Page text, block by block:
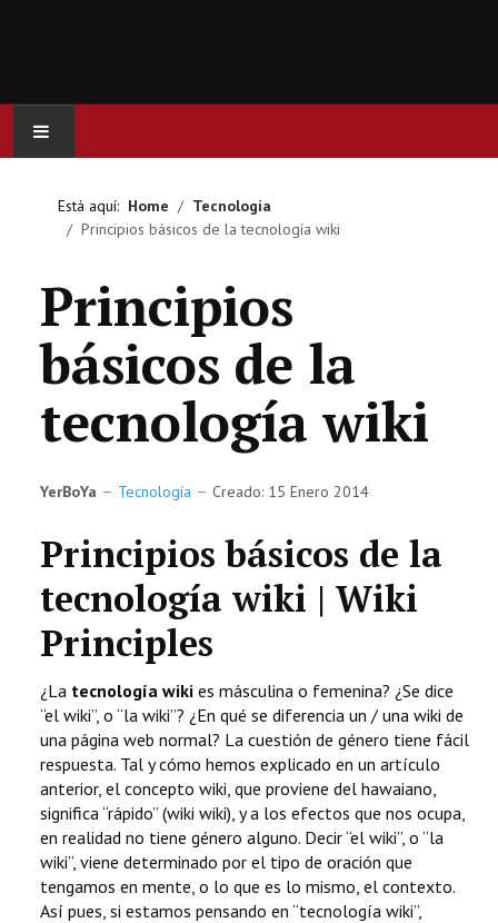
ACTUALIDAD
CINE
SERIES
JUEGOS
LETRAS
CIENCIA
CULTURA
SALUD
Está aquí: Home
Tecnología
Principios básicos de la tecnología wiki
Principios
básicos de la
tecnología wiki
YerBoYa Tecnología Creado: 15 Enero 2014
Principios básicos de la
tecnología wiki | Wiki
Principles
¿La tecnología wiki es másculina o femenina? ¿Se dice
“el wiki”, o “la wiki”? ¿En qué se diferencia un / una wiki de
una página web normal? La cuestión de género tiene fácil
respuesta. Tal y cómo hemos explicado en un artículo
anterior, el concepto wiki, que proviene del hawaiano,
significa “rápido” (wiki wiki), y a los efectos que nos ocupa,
en realidad no tiene género alguno. Decir “el wiki”, o “la
wiki”, viene determinado por el tipo de oración que
tengamos en mente, o lo que es lo mismo, el contexto.
Así pues, si estamos pensando en “tecnología wiki”,